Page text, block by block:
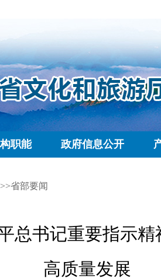
职能 政府信息公开
>>省部要闻
总书记重要指示
高质量发展